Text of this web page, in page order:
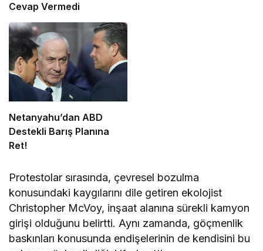
Cevap Vermedi
Netanyahu’dan ABD
Destekli Barış Planına
Ret!
Protestolar sırasında, çevresel bozulma
konusundaki kaygılarını dile getiren ekolojist
Christopher McVoy, inşaat alanına sürekli kamyon
girişi olduğunu belirtti. Aynı zamanda, göçmenlik
baskınları konusunda endişelerinin de kendisini bu